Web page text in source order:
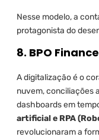
Nesse modelo, a
protagonista do
8. BPO
A digitalização é o
nuvem, conciliações
dashboards em
artificial e RPA
revolucionaram a